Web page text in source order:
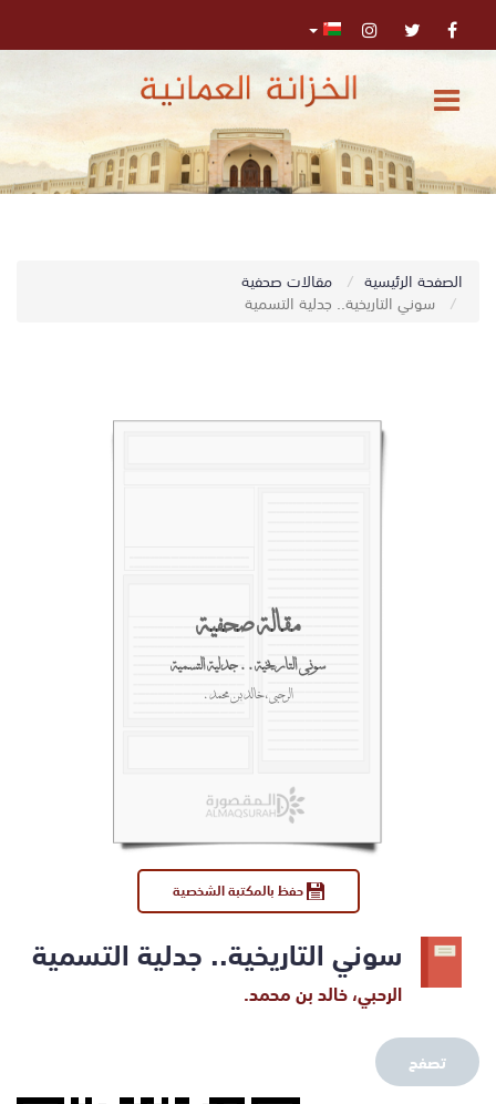
المركز
الإعلامي
معنا الصفحة الرئيسية مقالات صحفية
سوني التاريخية.. جدلية التسمية
حفظ بالمكتبة الشخصية
مقالة صحفية
سوني التاريخية.. جدلية التسمية
الرحبي، خالد بن محمد.
سوني التاريخية.. جدلية التسمية
الرحبي، خالد بن محمد.
تصفح